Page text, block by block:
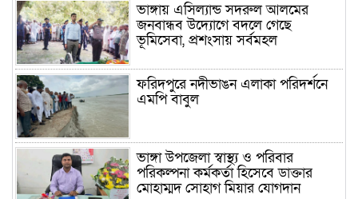
ভাঙ্গায় এসিল্যান্ড সদরুল আলমের
জনবান্ধব উদ্যোগে বদলে গেছে
ভূমিসেবা, প্রশংসায় সর্বমহল
ফরিদপুরে নদীভাঙন এলাকা পরিদর্শনে
এমপি বাবুল
ভাঙ্গা উপজেলা স্বাস্থ্য ও পরিবার
পরিকল্পনা কর্মকর্তা হিসেবে ডাক্তার
মোহাম্মদ সোহাগ মিয়ার যোগদান